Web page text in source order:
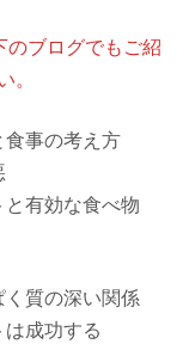
のブログでもご紹
。
食事の考え方
有効な食べ物
く質の深い関係
成功する